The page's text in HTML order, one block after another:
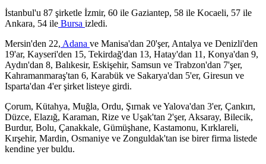
İstanbul'u 87 şirketle İzmir, 60 ile Gaziantep, 58 ile Kocaeli, 57 ile
Ankara, 54 ile Bursa izledi.
Mersin'den 22, Adana ve Manisa'dan 20'şer, Antalya ve Denizli'den
19'ar, Kayseri'den 15, Tekirdağ'dan 13, Hatay'dan 11, Konya'dan 9,
Aydın'dan 8, Balıkesir, Eskişehir, Samsun ve Trabzon'dan 7'şer,
Kahramanmaraş'tan 6, Karabük ve Sakarya'dan 5'er, Giresun ve
Isparta'dan 4'er şirket listeye girdi.
Çorum, Kütahya, Muğla, Ordu, Şırnak ve Yalova'dan 3'er, Çankırı,
Düzce, Elazığ, Karaman, Rize ve Uşak'tan 2'şer, Aksaray, Bilecik,
Burdur, Bolu, Çanakkale, Gümüşhane, Kastamonu, Kırklareli,
Kırşehir, Mardin, Osmaniye ve Zonguldak'tan ise birer firma listede
kendine yer buldu.